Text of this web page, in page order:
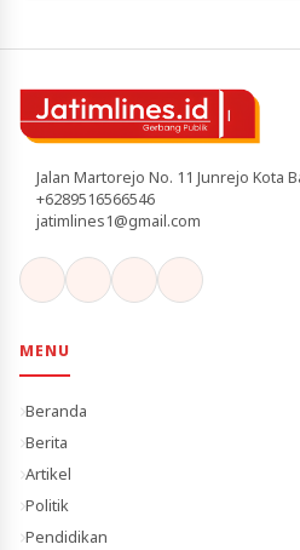
Jalan Martorejo No. 11 Junrejo Kota
+6289516566546
jatimlines1@gmail.com
MENU
Beranda
Berita
Artikel
Politik
Pendidikan